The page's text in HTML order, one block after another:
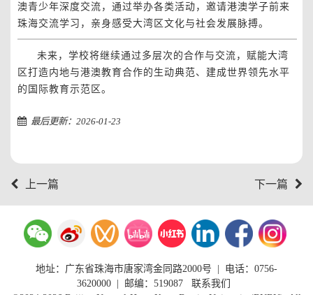
澳青少年深度交流，通过举办各类活动，邀请港澳学子前来
珠海交流学习，亲身感受大湾区文化与社会发展脉搏。
未来，学校将继续通过多层次的合作与交流，赋能大湾
区打造内地与港澳教育合作的生动典范、建成世界领先水平
的国际教育示范区。
最后更新：2026-01-23
上一篇 下一篇
地址：广东省珠海市唐家湾金同路2000号
电话：0756-
3620000
| 邮编：519087 联系我们